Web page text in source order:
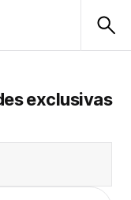
exclusivas